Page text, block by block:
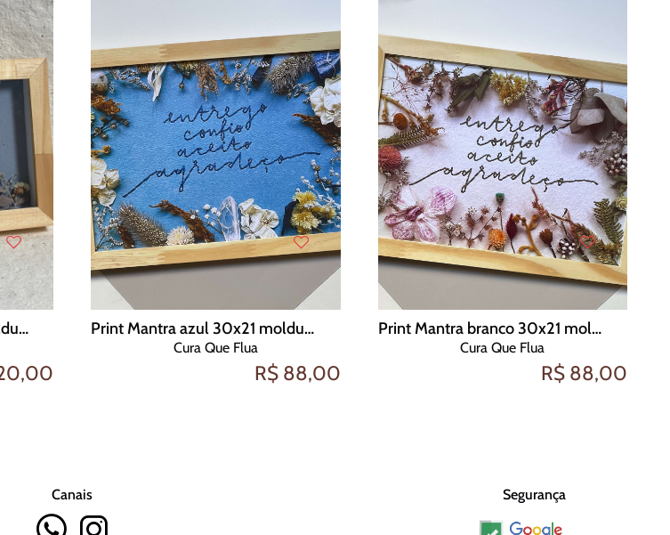
Bordado Que Flua 21x15 moldura crua fundo azul intenso Print Mantra azul 30x21 moldura crua
Cura Que Flua
R$ 88,00
Print Mantra branco 30x21 moldura crua
Cura Que Flua
R$ 88,00
Canais Segurança